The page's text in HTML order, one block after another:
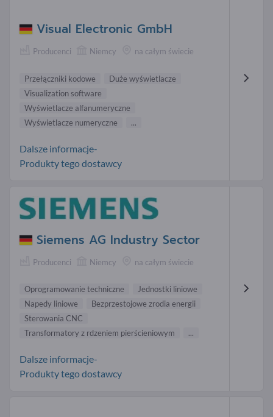
Visual Electronic GmbH
Producenci Niemcy na całym świecie
Przełączniki kodowe
Duże wyświetlacze
Visualization software
Wyświetlacze alfanumeryczne
Wyświetlacze numeryczne
...
Dalsze informacje-
Produkty tego dostawcy
Siemens AG Industry Sector
Producenci Niemcy na całym świecie
Oprogramowanie techniczne
Jednostki liniowe
Napedy liniowe
Bezprzestojowe zrodia energii
Sterowania CNC
Transformatory z rdzeniem pierścieniowym
...
Dalsze informacje-
Produkty tego dostawcy